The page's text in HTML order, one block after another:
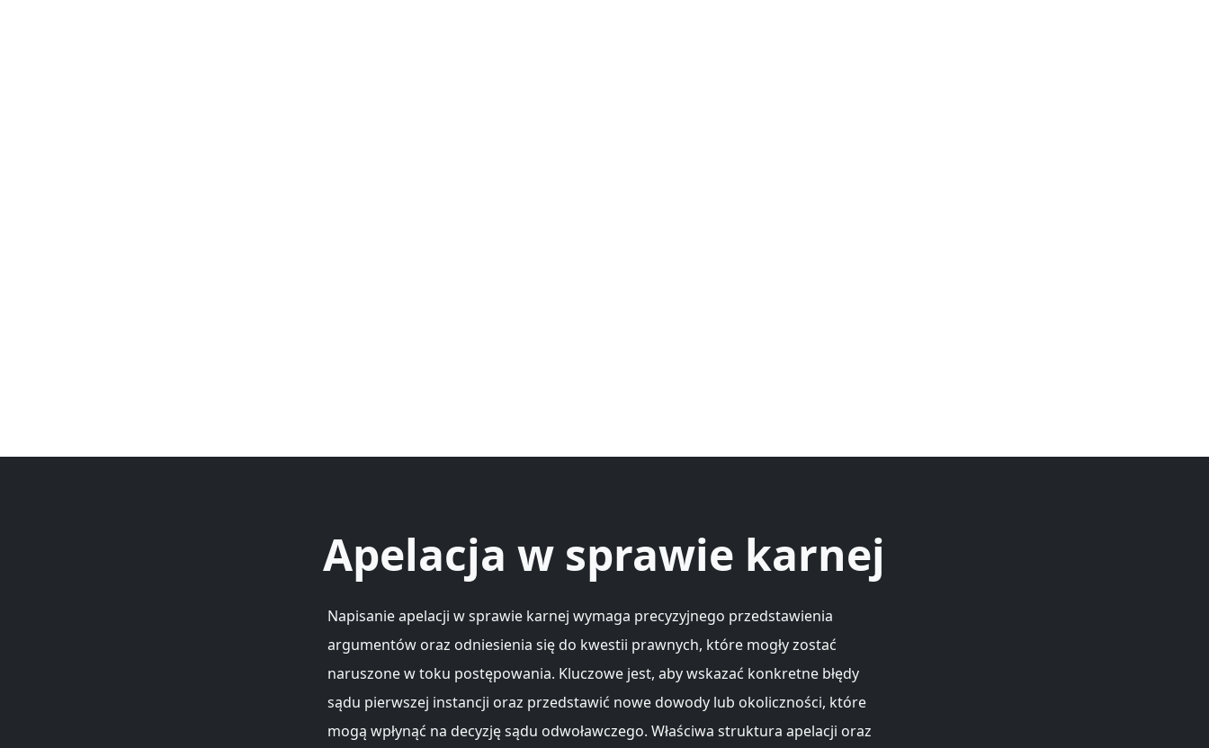
Apelacja w sprawie karnej
Napisanie apelacji w sprawie karnej wymaga precyzyjnego przedstawienia
argumentów oraz odniesienia się do kwestii prawnych, które mogły zostać
naruszone w toku postępowania. Kluczowe jest, aby wskazać konkretne błędy
sądu pierwszej instancji oraz przedstawić nowe dowody lub okoliczności, które
mogą wpłynąć na decyzję sądu odwoławczego. Właściwa struktura apelacji oraz